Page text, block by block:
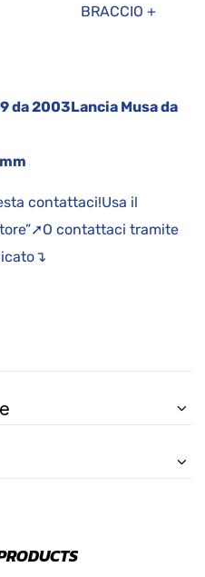
+
da 2003Lancia Musa da
contattaci!Usa il
contattaci tramite